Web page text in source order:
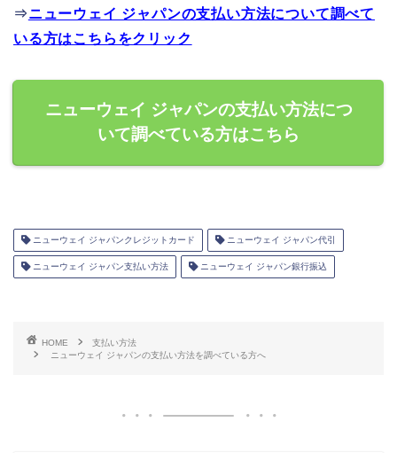
⇒ニューウェイ ジャパンの支払い方法について調べて
いる方はこちらをクリック
ニューウェイ ジャパンの支払い方法につ
いて調べている方はこちら
ニューウェイ ジャパンクレジットカード ニューウェイ ジャパン代引
ニューウェイ ジャパン支払い方法 ニューウェイ ジャパン銀行振込
HOME
支払い方法
ニューウェイ ジャパンの支払い方法を調べている方へ